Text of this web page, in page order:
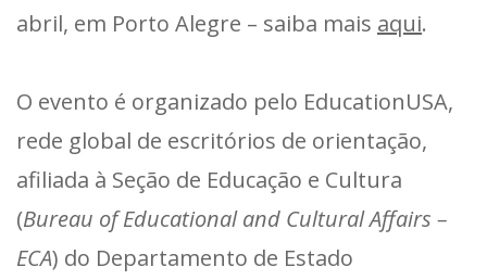
abril, em Porto Alegre – saiba mais aqui.
O evento é organizado pelo EducationUSA,
rede global de escritórios de orientação,
afiliada à Seção de Educação e Cultura
(Bureau of Educational and Cultural Affairs –
ECA) do Departamento de Estado